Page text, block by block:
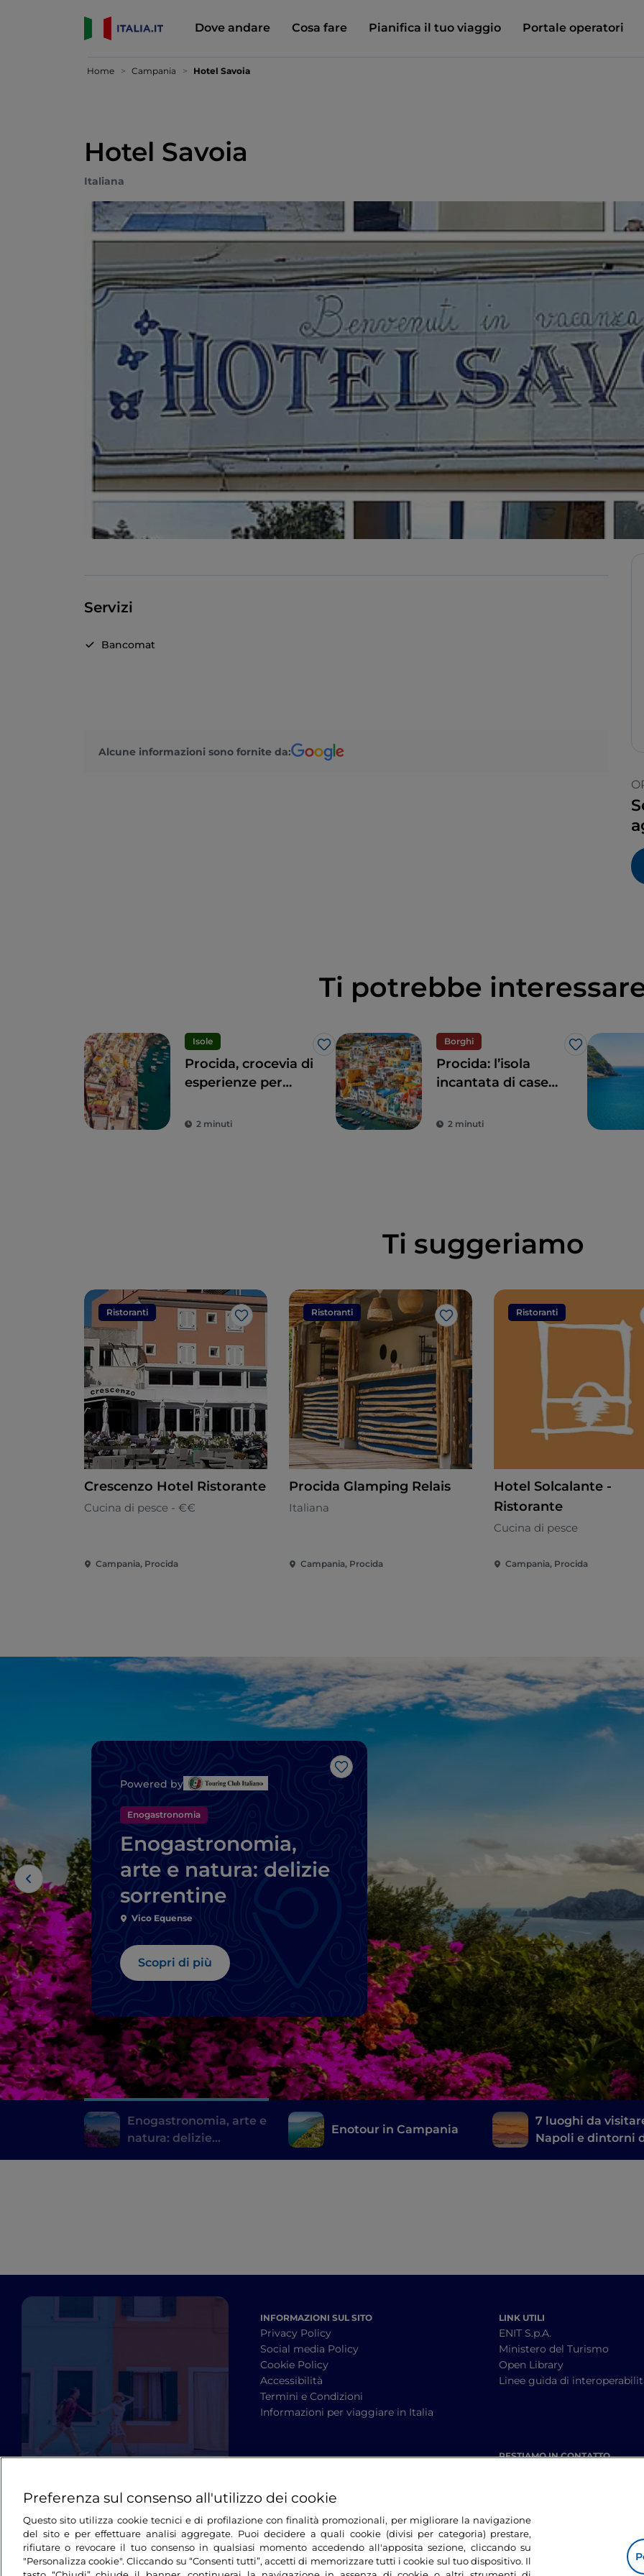
Dove andare Cosa fare Pianifica il tuo viaggio Portale operatori
Home Campania Hotel Savoia
Hotel Savoia
Italiana
Servizi
Bancomat
Alcune informazioni sono fornite da:
Ti potrebbe
Isole
Like
Procida, crocevia di
esperienze per
2 minuti
Borghi
Like
Procida: l’isola
incantata di case
turchese
2 minuti
Ti suggeriamo
Ristoranti
Like
Crescenzo Hotel Ristorante
Cucina di pesce - €€
Campania, Procida
Ristoranti
Like
Procida Glamping Relais
Italiana
Campania, Procida
Ristoranti
Hotel Solcalante -
Ristorante
Cucina di pesce
Campania, Procida
Like
Powered by
Enogastronomia
Enogastronomia,
arte e natura: delizie
sorrentine
Vico Equense
Scopri di più
Enogastronomia, arte e
natura: delizie
Enotour in Campania
7 luoghi da
Napoli e dintorni
INFORMAZIONI SUL SITO
Privacy Policy
Social media Policy
Cookie Policy
Accessibilità
Termini e Condizioni
Informazioni per viaggiare in Italia
LINK UTILI
ENIT S.p.A.
Ministero del Turismo
Open Library
Linee guida di
RESTIAMO IN CONTATTO
Preferenza sul consenso all'utilizzo dei cookie
Questo sito utilizza cookie tecnici e di profilazione con finalità promozionali, per migliorare la navigazione
del sito e per effettuare analisi aggregate. Puoi decidere a quali cookie (divisi per categoria) prestare,
rifiutare o revocare il tuo consenso in qualsiasi momento accedendo all'apposita sezione, cliccando su
"Personalizza cookie". Cliccando su “Consenti tutti”, accetti di memorizzare tutti i cookie sul tuo dispositivo. Il